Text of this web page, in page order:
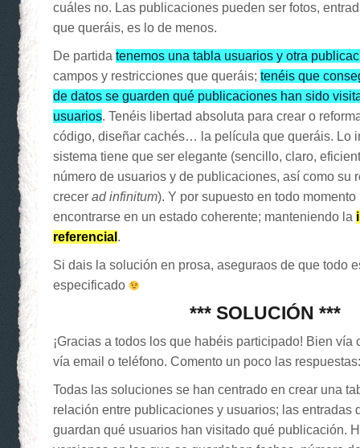
cuáles no. Las publicaciones pueden ser fotos,
que queráis, es lo de menos.
De partida tenemos una tabla usuarios y otra
campos y restricciones que queráis; tenéis que
de datos se guarden qué publicaciones han sido
usuarios. Tenéis libertad absoluta para crear o
código, diseñar cachés… la película que queráis. Lo
sistema tiene que ser elegante (sencillo, claro,
número de usuarios y de publicaciones, así como su
crecer ad infinitum). Y por supuesto en todo momento
encontrarse en un estado coherente; manteniendo la
referencial .
Si dais la solución en prosa, aseguraos de que todo
especificado
*** SOLUCIÓN ***
¡Gracias a todos los que habéis participado! Bien vía
vía email o teléfono. Comento un poco las respuestas:
Todas las soluciones se han centrado en crear una
relación entre publicaciones y usuarios; las entradas
guardan qué usuarios han visitado qué publicación.